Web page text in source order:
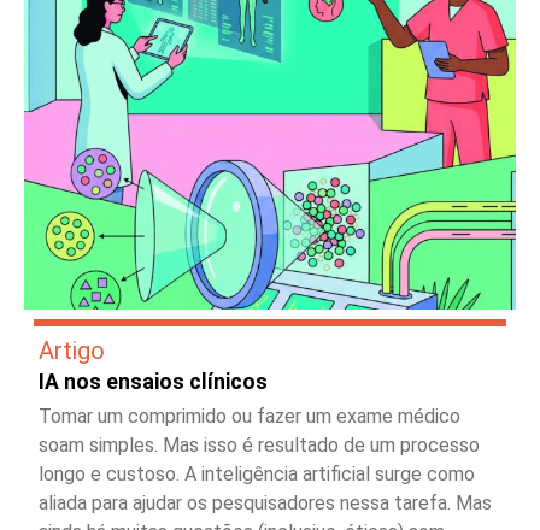
Artigo
IA nos ensaios clínicos
Tomar um comprimido ou fazer um exame médico
soam simples. Mas isso é resultado de um processo
longo e custoso. A inteligência artificial surge como
aliada para ajudar os pesquisadores nessa tarefa. Mas